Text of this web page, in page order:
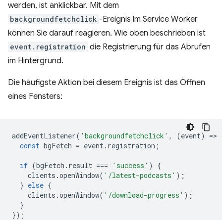
werden, ist anklickbar. Mit dem
backgroundfetchclick -Ereignis im Service Worker
können Sie darauf reagieren. Wie oben beschrieben ist
event.registration die Registrierung für das Abrufen
im Hintergrund.
Die häufigste Aktion bei diesem Ereignis ist das Öffnen
eines Fensters:
addEventListener( 'backgroundfetchclick' , (event) =>
const bgFetch = event. registration ;
if (bgFetch . result === 'success' )
{
clients .openWindow( '/latest-podcasts' );
} else {
clients .openWindow( '/download-progress' );
}
});